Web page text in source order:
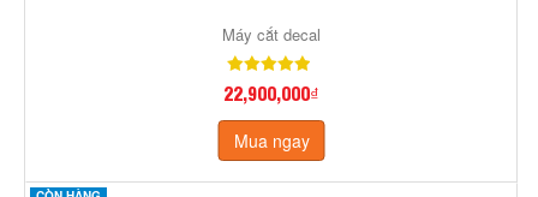
Máy cắt decal
22,900,000₫
Mua ngay